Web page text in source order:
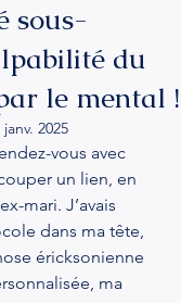
sous-
du
le mental !
janv. 2025
vous avec
un lien, en
mari. J’avais
dans ma tête,
éricksonienne
ma